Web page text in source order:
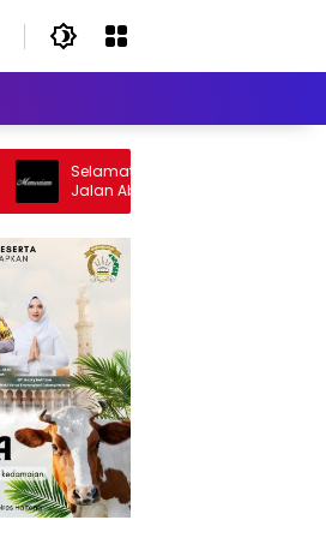
Selamat Jalan Sang Inspirator, Selamat
Jalan Abangku Yuslam Idris